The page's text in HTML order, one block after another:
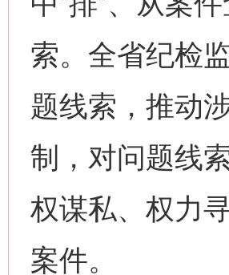
索。全省纪检
题线索，推动
制，对问题线
权谋私、权力
案件。